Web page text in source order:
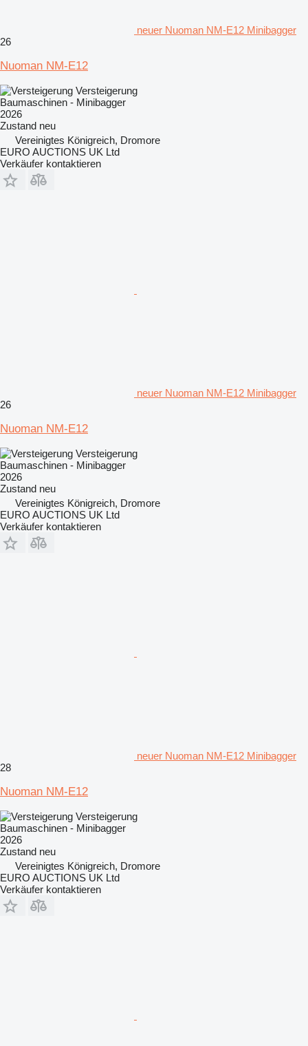
neuer Nuoman NM-E12 Minibagger
26
Nuoman NM-E12
Versteigerung
Baumaschinen - Minibagger
2026
Zustand neu
Vereinigtes Königreich, Dromore
EURO AUCTIONS UK Ltd
Verkäufer kontaktieren
neuer Nuoman NM-E12 Minibagger
26
Nuoman NM-E12
Versteigerung
Baumaschinen - Minibagger
2026
Zustand neu
Vereinigtes Königreich, Dromore
EURO AUCTIONS UK Ltd
Verkäufer kontaktieren
neuer Nuoman NM-E12 Minibagger
28
Nuoman NM-E12
Versteigerung
Baumaschinen - Minibagger
2026
Zustand neu
Vereinigtes Königreich, Dromore
EURO AUCTIONS UK Ltd
Verkäufer kontaktieren